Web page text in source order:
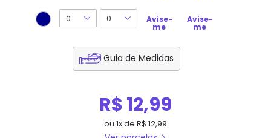
Avise-
me
Avise-
me
Guia de Medidas
R$ 12,99
ou 1xde R$ 12,99